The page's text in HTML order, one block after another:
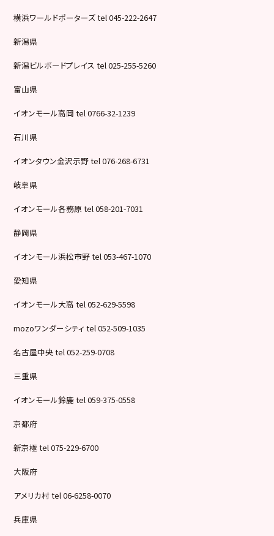
横浜ワールドポーターズ tel 045-222-2647
新潟県
新潟ビルボードプレイス tel 025-255-5260
富山県
イオンモール高岡 tel 0766-32-1239
石川県
イオンタウン金沢示野 tel 076-268-6731
岐阜県
イオンモール各務原 tel 058-201-7031
静岡県
イオンモール浜松市野 tel 053-467-1070
愛知県
イオンモール大高 tel 052-629-5598
mozoワンダーシティ tel 052-509-1035
名古屋中央 tel 052-259-0708
三重県
イオンモール鈴鹿 tel 059-375-0558
京都府
新京極 tel 075-229-6700
大阪府
アメリカ村 tel 06-6258-0070
兵庫県